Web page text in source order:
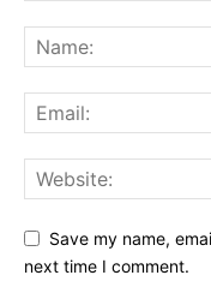
Save my name,
next time I comment.